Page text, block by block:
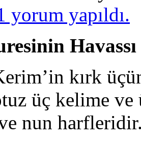
yorum yapıldı.
Havassı
kırk
üç kelime ve
nun